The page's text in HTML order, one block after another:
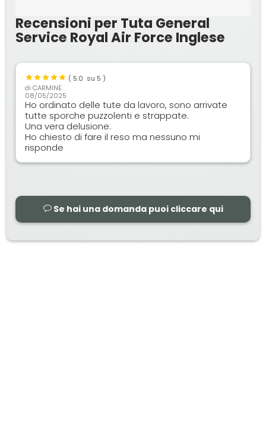
Recensioni per Tuta General
Service Royal Air Force Inglese
( 5.0 su 5 )
diCARMINE
08/05/2025
Ho ordinato delle tute da lavoro, sono arrivate
tutte sporche puzzolenti e strappate.
Una vera delusione.
Ho chiesto di fare il reso ma nessuno mi
risponde
Se hai una domanda puoi cliccare qui